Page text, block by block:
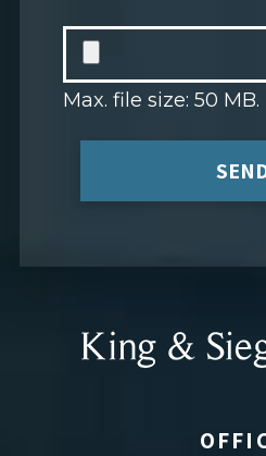
Max. file size: 50 MB.